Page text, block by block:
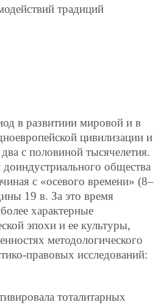
традиций
в развитиии мировой и в
цивилизации и
с половиной тысячелетия.
общества
с «осевого времени» (8–
19 в. За это время
характерные
эпохи и ее культуры,
методологического
правовых исследований:
тоталитарных